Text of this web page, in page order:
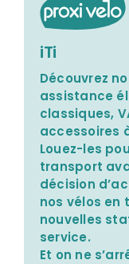
Nos agences
iTi
Découvrez
assistance
classiques,
accessoires
Louez-les
transport
décision
nos vélos en
nouvelles
service.
Et on ne